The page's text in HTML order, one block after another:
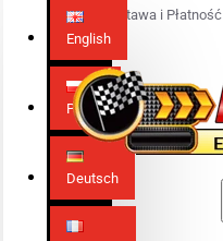
English
Polski
Deutsch
Dostawa i Płatność